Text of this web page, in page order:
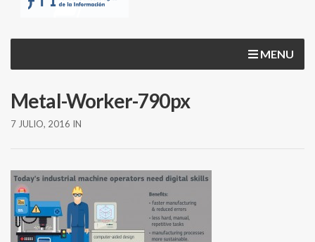
MENU
Metal-Worker-790px
7 JULIO, 2016 IN